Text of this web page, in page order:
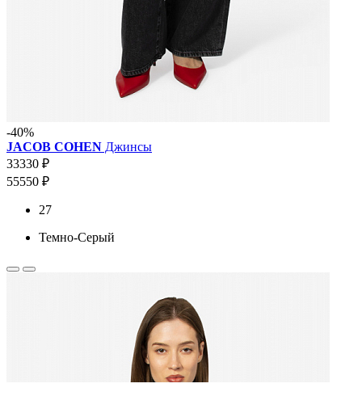
-40%
JACOB COHEN Джинсы
33330 ₽
55550 ₽
27
Темно-Серый